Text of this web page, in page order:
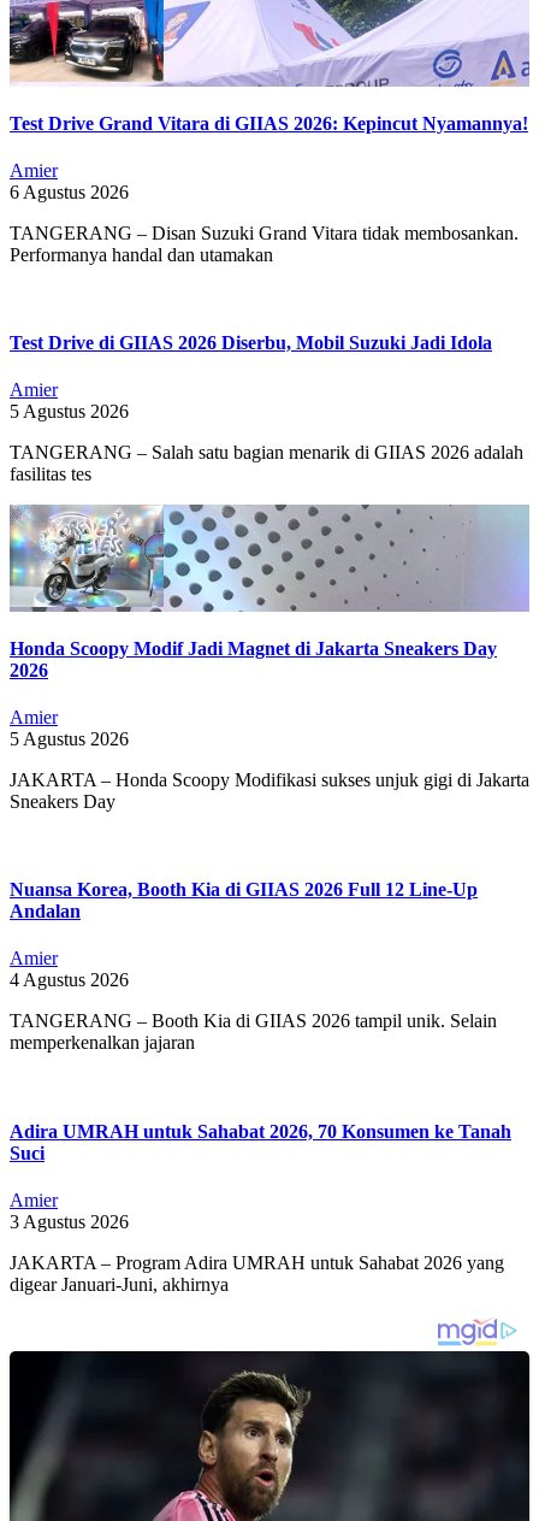
Test Drive Grand Vitara di GIIAS 2026: Kepincut Nyamannya!
Amier
6 Agustus 2026
TANGERANG – Disan Suzuki Grand Vitara tidak membosankan.
Performanya handal dan utamakan
Test Drive di GIIAS 2026 Diserbu, Mobil Suzuki Jadi Idola
Amier
5 Agustus 2026
TANGERANG – Salah satu bagian menarik di GIIAS 2026 adalah
fasilitas tes
Honda Scoopy Modif Jadi Magnet di Jakarta Sneakers Day
2026
Amier
5 Agustus 2026
JAKARTA – Honda Scoopy Modifikasi sukses unjuk gigi di Jakarta
Sneakers Day
Nuansa Korea, Booth Kia di GIIAS 2026 Full 12 Line-Up
Andalan
Amier
4 Agustus 2026
TANGERANG – Booth Kia di GIIAS 2026 tampil unik. Selain
memperkenalkan jajaran
Adira UMRAH untuk Sahabat 2026, 70 Konsumen ke Tanah
Suci
Amier
3 Agustus 2026
JAKARTA – Program Adira UMRAH untuk Sahabat 2026 yang
digear Januari-Juni, akhirnya